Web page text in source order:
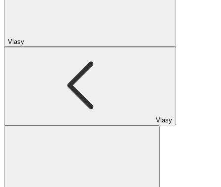
Vlasy
Vlasy